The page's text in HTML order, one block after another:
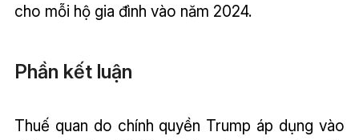
cho mỗi hộ gia đình vào năm 2024.
Phần kết luận
Thuế quan do chính quyền Trump áp dụng vào